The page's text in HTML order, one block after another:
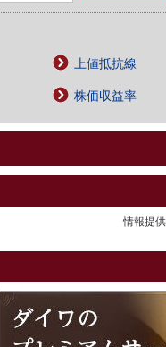
上値抵抗線
株価収益率
情報提